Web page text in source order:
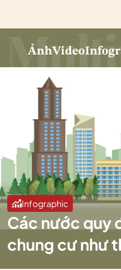
ẢnhVideo
Infographic
Các nước quy
chung cư như